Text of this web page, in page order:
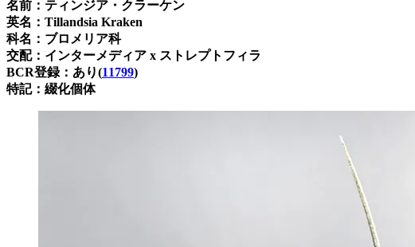
名前：ティンジア・クラーケン
英名： Tillandsia Kraken
科名：ブロメリア科
交配：インターメディア x ストレプトフィラ
BCR登録：あり(11799)
特記：綴化個体